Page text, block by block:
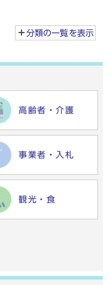
分類の一覧を表示
高齢者・介護
事業者・入札
観光・食